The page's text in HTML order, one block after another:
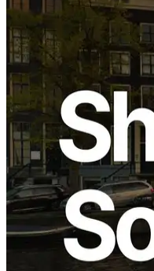
ELSOUL LABO B.V.
Fumitake Kawasaki) dan
senang hati mengumumkan
Kami ingin mengucapkan
kuat.
Mengapa
Atas untuk
Terorientasi
Solana data jaringan:
Amsterdam adalah salah satu
fondasi yang kuat dalam
IXs dan pertukaran